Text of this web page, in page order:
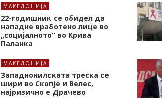
МАКЕДОНИЈА
22-годишник се обидел да
нападне вработено лице во
„социјалното“ во Крива
Паланка
МАКЕДОНИЈА
Западнонилската треска се
шири во Скопје и Велес,
најризично е Драчево